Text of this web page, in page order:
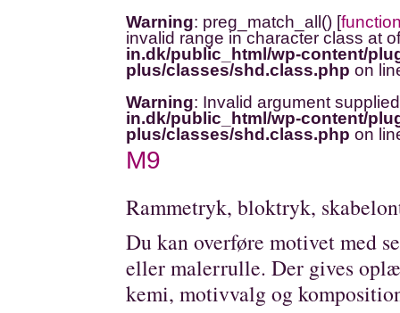
Warning: preg_match_all() [
invalid range in character class at
in.dk/public_html/wp-content/
plus/classes/shd.class.php on
Warning: Invalid argument
in.dk/public_html/wp-content/
plus/classes/shd.class.php on
M9
Rammetryk, bloktryk,
Du kan overføre motivet med
eller malerrulle. Der gives
kemi, motivvalg og